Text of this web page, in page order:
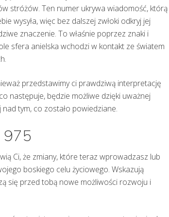
stróżów. Ten numer ukrywa wiadomość, którą
wysyła, więc bez dalszej zwłoki odkryj jej
znaczenie. To właśnie poprzez znaki i
sfera anielska wchodzi w kontakt ze światem
przedstawimy ci prawdziwą interpretację
następuje, będzie możliwe dzięki uważnej
tym, co zostało powiedziane.
975
Ci, że zmiany, które teraz wprowadzasz lub
boskiego celu życiowego. Wskazują
się przed tobą nowe możliwości rozwoju i